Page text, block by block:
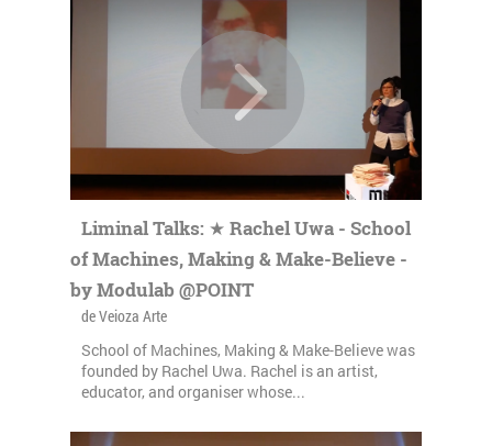
Liminal Talks: ★ Rachel Uwa - School
of Machines, Making & Make-Believe -
by Modulab @POINT
de Veioza Arte
School of Machines, Making & Make-Believe was
founded by Rachel Uwa. Rachel is an artist,
educator, and organiser whose...